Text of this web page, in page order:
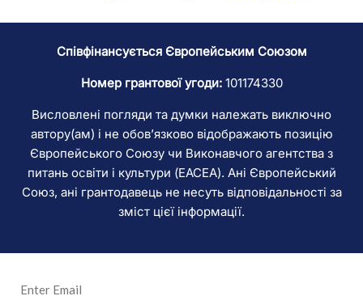
Співфінансується Європейським Союзом
Номер грантової угоди:101174330
Висловлені погляди та думки належать виключно
автору(ам) і не обов’язково відображають позицію
Європейського Союзу чи Виконавчого агентства з
питань освіти і культури (EACEA). Ані Європейський
Союз, ані грантодавець не несуть відповідальності за
зміст цієї інформації.